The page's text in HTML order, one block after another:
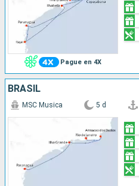
Pague en 4X
BRASIL
MSC Musica 5 d